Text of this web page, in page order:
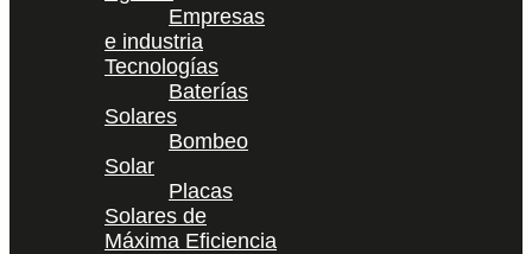
Empresas
e industria
Tecnologías
Baterías
Solares
Bombeo
Solar
Placas
Solares de
Máxima Eficiencia